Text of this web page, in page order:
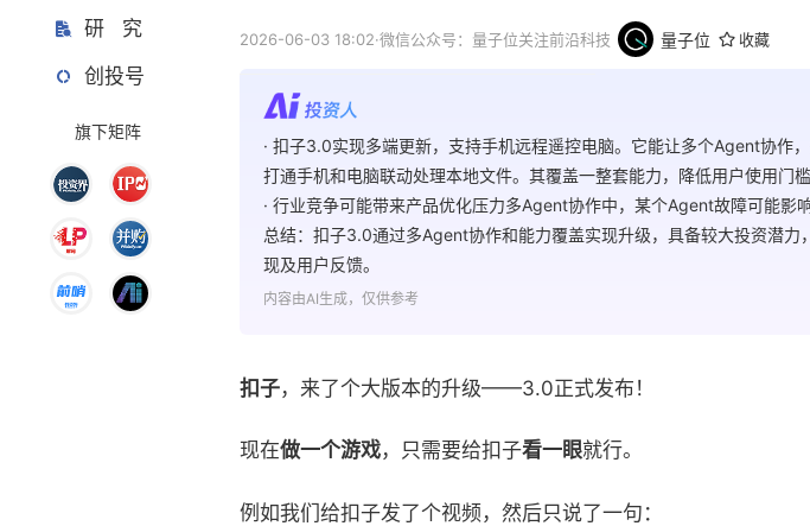
研 究
创投号
旗下矩阵
2026-06-03 18:02·微信公众号：量子位关注前沿科技 量子位 收藏
· 扣子3.0实现多端更新，支持手机远程遥控电脑。它能让多个Agent协作
打通手机和电脑联动处理本地文件。其覆盖一整套能力，降低用户使用门槛
· 行业竞争可能带来产品优化压力多Agent协作中，某个Agent故障可能影响
总结：扣子3.0通过多Agent协作和能力覆盖实现升级，具备较大投资潜
现及用户反馈。
内容由AI生成，仅供参考
扣子，来了个大版本的升级——3.0正式发布！
现在做一个游戏，只需要给扣子看一眼就行。
例如我们给扣子发了个视频，然后只说了一句：